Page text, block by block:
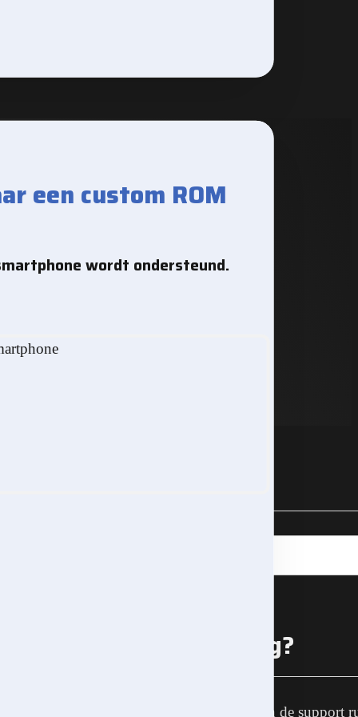
een custom ROM
wordt ondersteund.
Heb je een vraag?
Kan je je vraag niet vinden in de support